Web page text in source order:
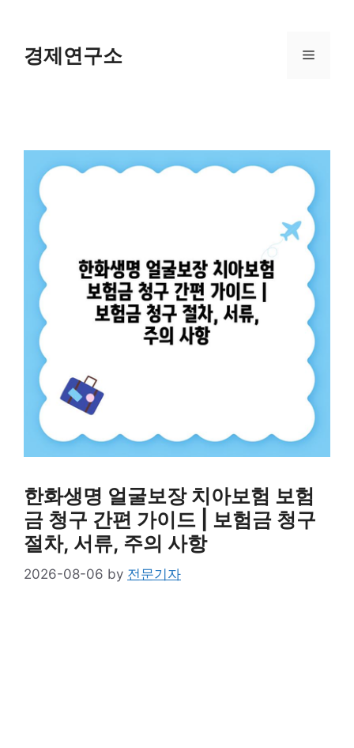
content경제연구소 Menu
한화생명 얼굴보장 치아보험 보험
금 청구 간편 가이드 | 보험금 청구
절차, 서류, 주의 사항
2026-08-06 by 전문기자